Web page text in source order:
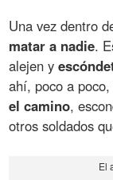
Una vez dentro
matar a nadie.
alejen y
ahí, poco a
el camino,
otros soldados